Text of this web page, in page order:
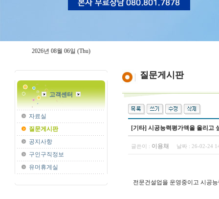
2026년 08월 06일 (Thu)
고객센터
자료실
질문게시판
공지사항
구인구직정보
유머휴게실
질문게시판
[기타] 시공능력평가액을 올리고
글쓴이 : 이용채 날짜 : 26-02-24
전문건설업을 운영중이고 시공